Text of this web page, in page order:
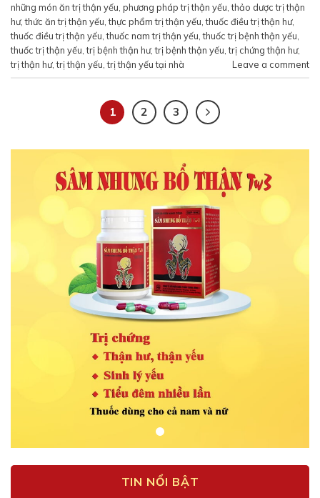
những món ăn trị thận yếu, phương pháp trị thận yếu,thảo dược trị thận
hư,thức ăn trị thận yếu,thực phẩm trị thận yếu,thuốc điều trị thận hư,
thuốc điều trị thận yếu,thuốc nam trị thận yếu,thuốc trị bệnh thận yếu,
thuốc trị thận yếu,trị bệnh thận hư,trị bệnh thận yếu,trị chứng thận hư,
trị thận hư,trị thận yếu,trị thận yếu tại nhà Leave a comment
1 2 3
TIN NỔI BẬT